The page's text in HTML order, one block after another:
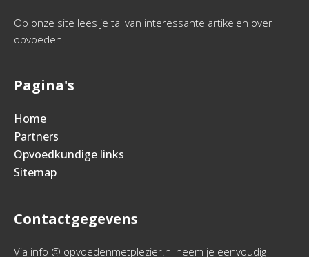
Op onze site lees je tal van interessante artikelen over
opvoeden.
Pagina's
Home
Partners
Opvoedkundige links
Sitemap
Contactgegevens
Via info @ opvoedenmetplezier.nl neem je eenvoudig